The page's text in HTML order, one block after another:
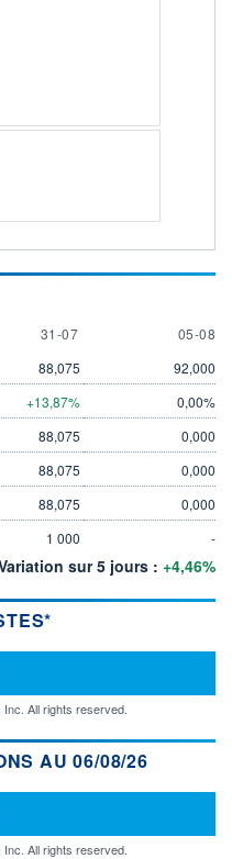
+ LISTE
31 JULY
31-07 5
05-08
88,075
92,000
+13,87%
0,00%
88,075
0,000
88,075
0,000
88,075
0,000
1 000 -
sur 5 jours : +4,46%
All rights reserved.
AU 06/08/26
All rights reserved.